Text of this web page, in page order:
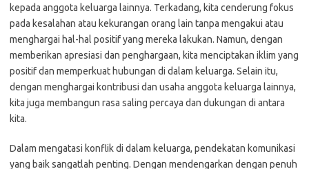
kepada anggota keluarga lainnya. Terkadang, kita cenderung fokus
pada kesalahan atau kekurangan orang lain tanpa mengakui atau
menghargai hal-hal positif yang mereka lakukan. Namun, dengan
memberikan apresiasi dan penghargaan, kita menciptakan iklim yang
positif dan memperkuat hubungan di dalam keluarga. Selain itu,
dengan menghargai kontribusi dan usaha anggota keluarga lainnya,
kita juga membangun rasa saling percaya dan dukungan di antara
kita.
Dalam mengatasi konflik di dalam keluarga, pendekatan komunikasi
yang baik sangatlah penting. Dengan mendengarkan dengan penuh